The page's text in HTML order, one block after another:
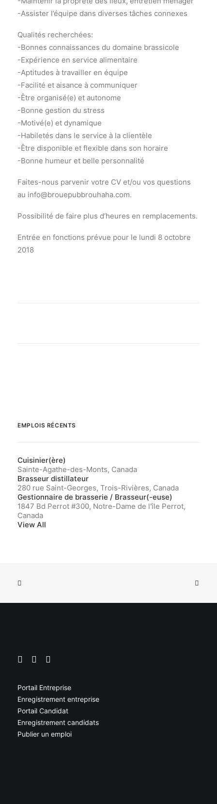
-Assister l’équipe dans diverses tâches connexes
Qualités recherchées:
-Bonnes connaissances du domaine brassicole
-Expérience en service alimentaire
-Aptitudes à travailler en équipe
-Facilité et aisance à communiquer
-Être organisé(e) et autonome
-Bonne gestion du stress
-Motivé(e) et dynamique
-Habiletés dans le service à la clientèle
-Être disponible et flexible dans son horaire
-Bonne humeur et belle personnalité
Faites-nous parvenir votre CV et/ou vos questions
au info@brouepubbrouhaha.com.
Possibilité de faire plus d’heures en remplacements.
Entrée en fonctions prévue pour le lundi 8 octobre
2018
EMPLOIS RÉCENTS
Cuisinier(ère)
Sainte-Agathe-des-Monts, Canada
Brasseur distillateur
280 rue Saint-Georges, Trois-Rivières, Canada
Gestionnaire de brasserie / Brasseur(-euse)
1847 Bd Perrot #300, Notre-Dame de l'île Perrot,
Canada
View All
Portail Entreprise
Enregistrement entreprise
Portail Candidat
Enregistrement candidats
Publier un emploi